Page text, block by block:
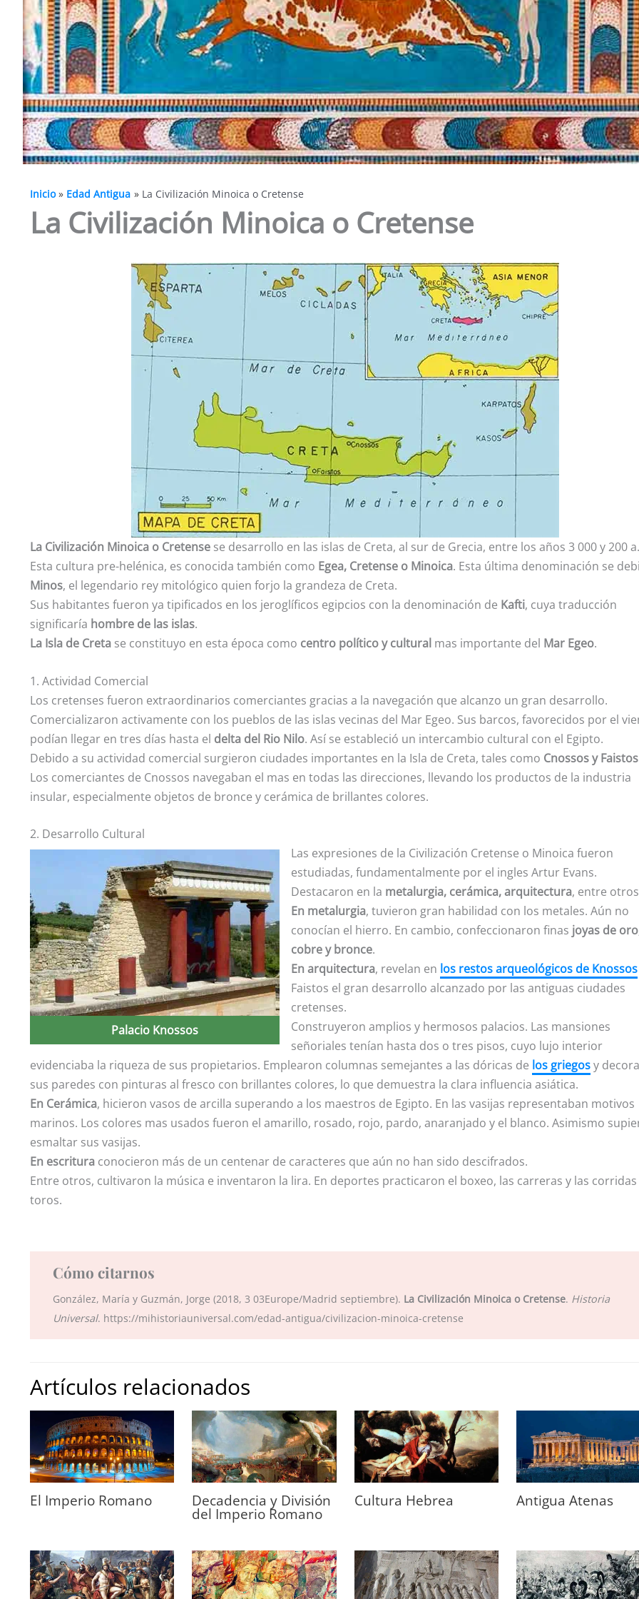
Inicio Edad Antigua La Civilización Minoica o Cretense
La Civilización Minoica o Cretense
La Civilización Minoica o Cretense se desarrollo en las islas de Creta, al sur de Grecia, entre los años 3 000 y 200
Esta cultura pre-helénica, es conocida también como Egea, Cretense o Minoica. Esta última denominación se
Minos, el legendario rey mitológico quien forjo la grandeza de Creta.
Sus habitantes fueron ya tipificados en los jeroglíficos egipcios con la denominación de Kafti, cuya traducción
significaría hombre de las islas.
La Isla de Creta se constituyo en esta época como centro político y cultural mas importante del Mar Egeo.
1. Actividad Comercial
Los cretenses fueron extraordinarios comerciantes gracias a la navegación que alcanzo un gran desarrollo.
Comercializaron activamente con los pueblos de las islas vecinas del Mar Egeo. Sus barcos, favorecidos por el
podían llegar en tres días hasta el delta del Rio Nilo. Así se estableció un intercambio cultural con el Egipto.
Debido a su actividad comercial surgieron ciudades importantes en la Isla de Creta, tales como Cnossos y Faistos
Los comerciantes de Cnossos navegaban el mas en todas las direcciones, llevando los productos de la industria
insular, especialmente objetos de bronce y cerámica de brillantes colores.
2. Desarrollo Cultural
Palacio Knossos
Las expresiones de la Civilización Cretense o Minoica fueron
estudiadas, fundamentalmente por el ingles Artur Evans.
Destacaron en la metalurgia, cerámica, arquitectura, entre
En metalurgia, tuvieron gran habilidad con los metales. Aún no
conocían el hierro. En cambio, confeccionaron finas joyas de
cobre y bronce.
En arquitectura, revelan en los restos arqueológicos de Knossos
Faistos el gran desarrollo alcanzado por las antiguas ciudades
cretenses.
Construyeron amplios y hermosos palacios. Las mansiones
señoriales tenían hasta dos o tres pisos, cuyo lujo interior
evidenciaba la riqueza de sus propietarios. Emplearon columnas semejantes a las dóricas de los griegosy
sus paredes con pinturas al fresco con brillantes colores, lo que demuestra la clara influencia asiática.
En Cerámica, hicieron vasos de arcilla superando a los maestros de Egipto. En las vasijas representaban motivos
marinos. Los colores mas usados fueron el amarillo, rosado, rojo, pardo, anaranjado y el blanco. Asimismo
esmaltar sus vasijas.
En escritura conocieron más de un centenar de caracteres que aún no han sido descifrados.
Entre otros, cultivaron la música e inventaron la lira. En deportes practicaron el boxeo, las carreras y las corridas
toros.
Cómo citarnos
González, María y Guzmán, Jorge (2018, 3 03Europe/Madrid septiembre). La Civilización Minoica o Cretense. Historia
Universal. https://mihistoriauniversal.com/edad-antigua/civilizacion-minoica-cretense
Artículos relacionados
El Imperio Romano Decadencia y División
del Imperio Romano
Cultura Hebrea Antigua Atenas